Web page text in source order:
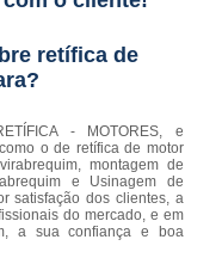
retífica de
- MOTORES, e
o de retífica de motor
montagem de
e Usinagem de
satisfação dos clientes, a
do mercado, e em
a sua confiança e boa